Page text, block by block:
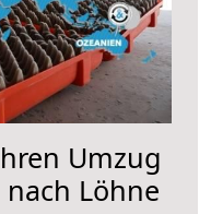
Umzug
Löhne